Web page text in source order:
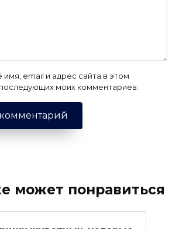
имя, email и адрес сайта в этом
моих комментариев.
может понравиться